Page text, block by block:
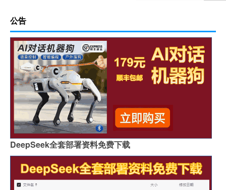
公告
DeepSeek全套部署资料免费下载